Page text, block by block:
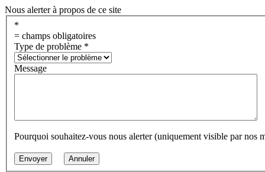
Nous alerter à propos de ce site
*
= champs obligatoires
Type de problème *
Message
Pourquoi souhaitez-vous nous alerter (uniquement visible par nos